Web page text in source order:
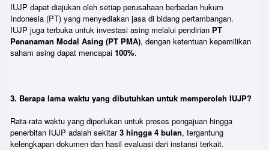
IUJP dapat diajukan oleh setiap perusahaan berbadan hukum
Indonesia (PT) yang menyediakan jasa di bidang pertambangan.
IUJP juga terbuka untuk investasi asing melalui pendirian PT
Penanaman Modal Asing (PT PMA), dengan ketentuan kepemilikan
saham asing dapat mencapai 100%.
3. Berapa lama waktu yang dibutuhkan untuk memperoleh IUJP?
Rata-rata waktu yang diperlukan untuk proses pengajuan hingga
penerbitan IUJP adalah sekitar3 hingga 4 bulan, tergantung
kelengkapan dokumen dan hasil evaluasi dari instansi terkait.